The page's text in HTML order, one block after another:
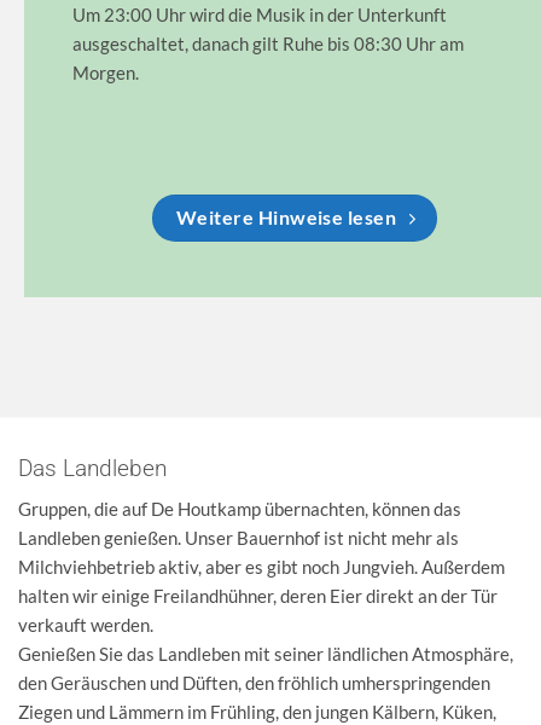
Um 23:00 Uhr wird die Musik in der Unterkunft
ausgeschaltet, danach gilt Ruhe bis 08:30 Uhr am
Morgen.
Weitere Hinweise lesen
Das Landleben
Gruppen, die auf De Houtkamp übernachten, können das
Landleben genießen. Unser Bauernhof ist nicht mehr als
Milchviehbetrieb aktiv, aber es gibt noch Jungvieh. Außerdem
halten wir einige Freilandhühner, deren Eier direkt an der Tür
verkauft werden.
Genießen Sie das Landleben mit seiner ländlichen Atmosphäre,
den Geräuschen und Düften, den fröhlich umherspringenden
Ziegen und Lämmern im Frühling, den jungen Kälbern, Küken,